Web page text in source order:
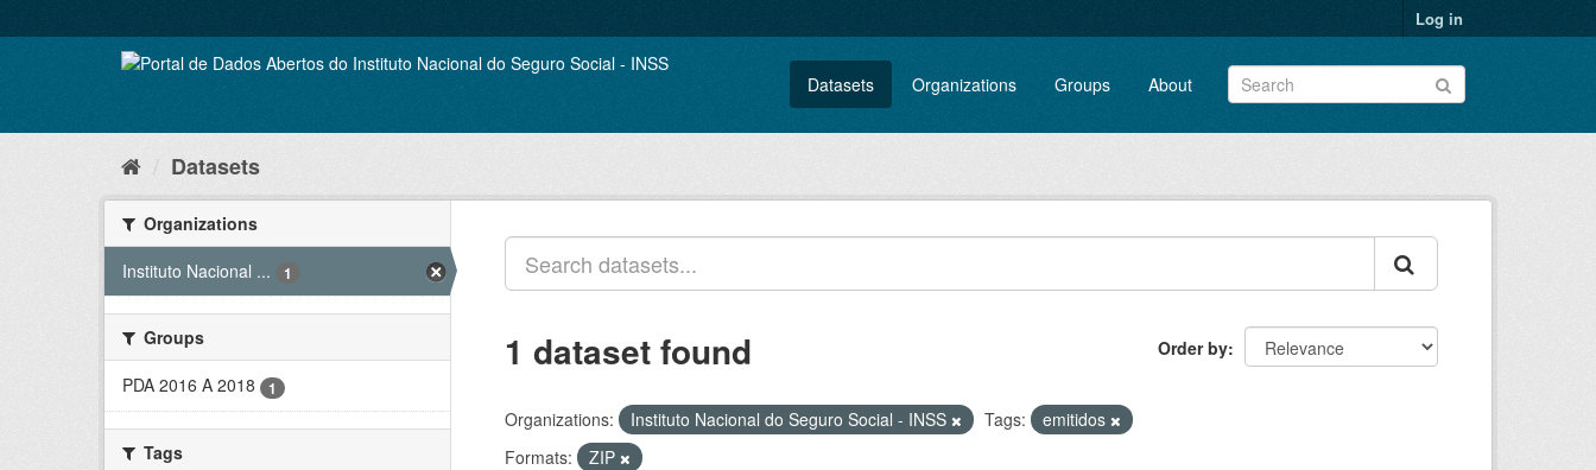
to
Log in
Datasets Organizations Groups About
Datasets
Organizations
Instituto Nacional ...
1
Groups
PDA 2016 A 2018
1
Tags
Order by
1 dataset found
Organizations: Instituto Nacional do Seguro Social - INSS Tags:
emitidos
Formats:
ZIP